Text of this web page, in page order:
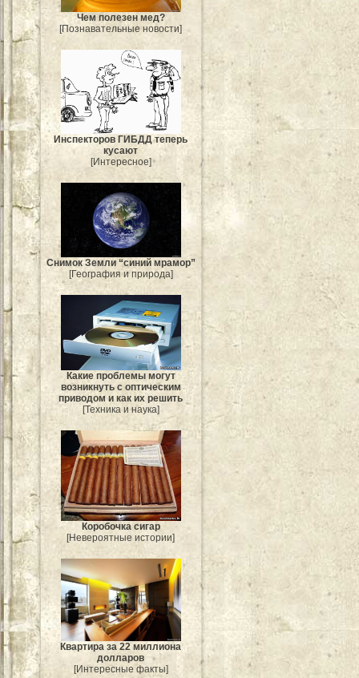
Чем полезен мед?
[Познавательные новости]
Инспекторов ГИБДД теперь
кусают
[Интересное]
Снимок Земли “синий мрамор”
[География и природа]
Какие проблемы могут
возникнуть с оптическим
приводом и как их решить
[Техника и наука]
Коробочка сигар
[Невероятные истории]
Квартира за 22 миллиона
долларов
[Интересные факты]